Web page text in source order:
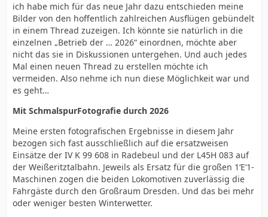
ich habe mich für das neue Jahr dazu entschieden meine
Bilder von den hoffentlich zahlreichen Ausflügen gebündelt
in einem Thread zuzeigen. Ich könnte sie natürlich in die
einzelnen „Betrieb der … 2026“ einordnen, möchte aber
nicht das sie in Diskussionen untergehen. Und auch jedes
Mal einen neuen Thread zu erstellen möchte ich
vermeiden. Also nehme ich nun diese Möglichkeit war und
es geht…
Mit SchmalspurFotografie durch 2026
Meine ersten fotografischen Ergebnisse in diesem Jahr
bezogen sich fast ausschließlich auf die ersatzweisen
Einsätze der IV K 99 608 in Radebeul und der L45H 083 auf
der Weißeritztalbahn. Jeweils als Ersatz für die großen 1‘E‘1-
Maschinen zogen die beiden Lokomotiven zuverlässig die
Fahrgäste durch den Großraum Dresden. Und das bei mehr
oder weniger besten Winterwetter.